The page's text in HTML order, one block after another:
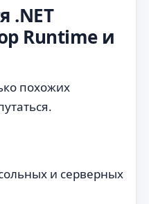
.NET
Runtime и
похожих
и серверных